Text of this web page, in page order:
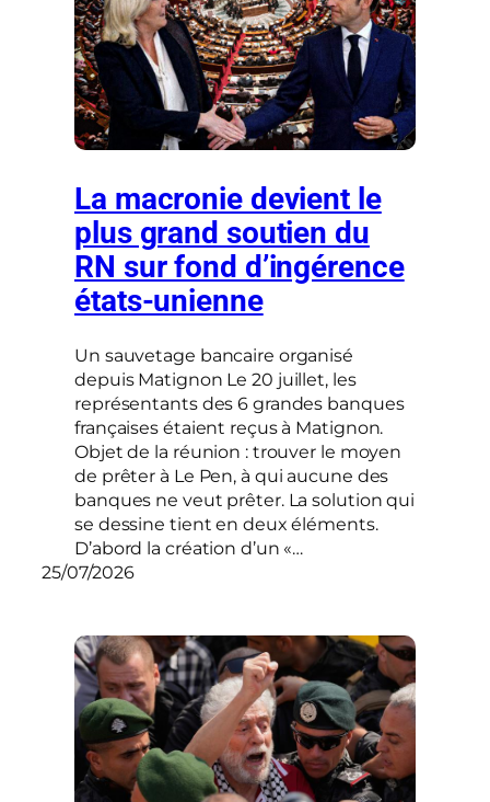
La macronie devient le
plus grand soutien du
RN sur fond d’ingérence
états-unienne
Un sauvetage bancaire organisé
depuis Matignon Le 20 juillet, les
représentants des 6 grandes banques
françaises étaient reçus à Matignon.
Objet de la réunion : trouver le moyen
de prêter à Le Pen, à qui aucune des
banques ne veut prêter. La solution qui
se dessine tient en deux éléments.
D’abord la création d’un «…
25/07/2026